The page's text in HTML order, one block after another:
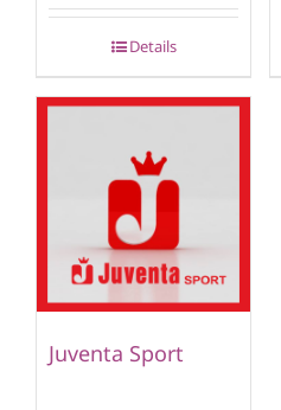
Details
Juventa Sport